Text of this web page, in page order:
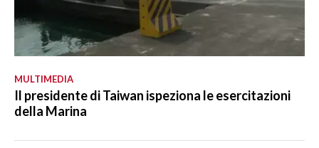
MULTIMEDIA
Il presidente di Taiwan ispeziona le esercitazioni
della Marina